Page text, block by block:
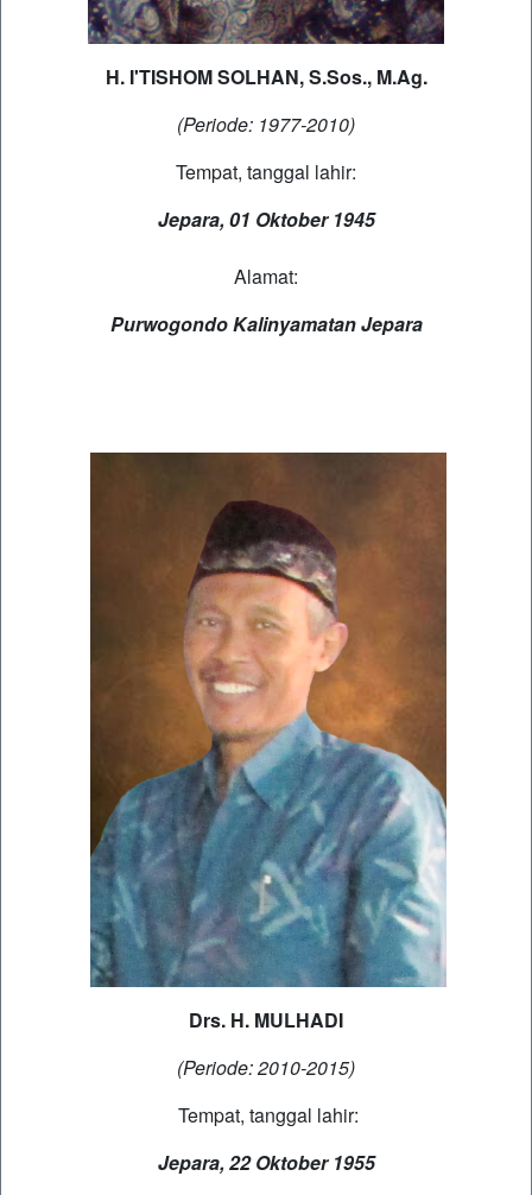
H. I'TISHOM SOLHAN, S.Sos., M.Ag.
(Periode: 1977-2010)
Tempat, tanggal lahir:
Jepara, 01 Oktober 1945
Alamat:
Purwogondo Kalinyamatan Jepara
Drs. H. MULHADI
(Periode: 2010-2015)
Tempat, tanggal lahir:
Jepara, 22 Oktober 1955